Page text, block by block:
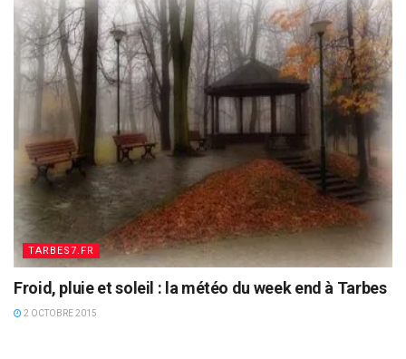
TARBES7.FR
Froid, pluie et soleil : la météo du week end à Tarbes
2 OCTOBRE 2015